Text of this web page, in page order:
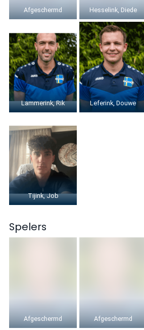
Afgeschermd Hesselink, Diede
Lammerink, Rik Leferink, Douwe
Tijink, Job
Spelers
Afgeschermd Afgeschermd